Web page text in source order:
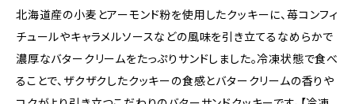
北海道産の小麦とアーモンド粉を使用したクッキーに、苺コンフィ
チュールやキャラメルソースなどの風味を引き立てるなめらかで
濃厚なバタークリームをたっぷりサンドしました。冷凍状態で食べ
ることで、ザクザクしたクッキーの食感とバタークリームの香りや